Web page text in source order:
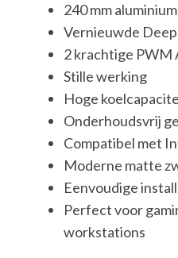
240 mm
Vernieuwde
2 krachtige PWM
Stille werking
Hoge
Onderhoudsvrij
Compatibel met
Moderne matte
Eenvoudige
Perfect voor
workstations